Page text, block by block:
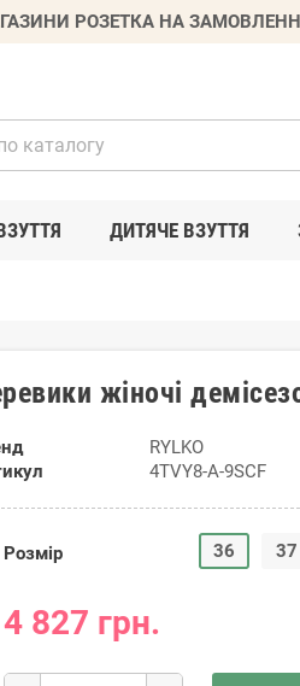
РОЗЕТКА НА
ДИТЯЧЕ ВЗУТТЯ
жіночі
RYLKO
4TVY8-A-9SCF
Розмір 36 37
4 827 грн.